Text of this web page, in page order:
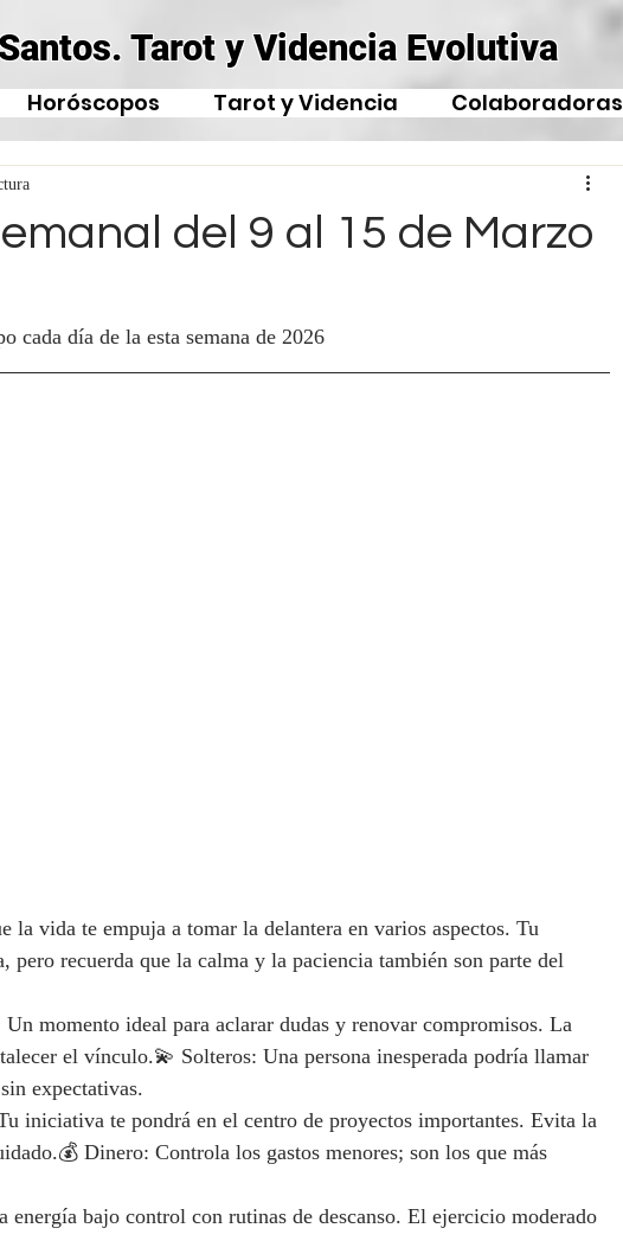
Tarot y Videncia Evolutiva
Horóscopos Tarot y Videncia Colaboradoras
del 9 al 15 de Marzo
cada día de la esta semana de 2026
la vida te empuja a tomar la delantera en varios aspectos. Tu
pero recuerda que la calma y la paciencia también son parte del
momento ideal para aclarar dudas y renovar compromisos. La
el vínculo.💫 Solteros: Una persona inesperada podría llamar
expectativas.
iniciativa te pondrá en el centro de proyectos importantes. Evita la
Dinero: Controla los gastos menores; son los que más
energía bajo control con rutinas de descanso. El ejercicio moderado